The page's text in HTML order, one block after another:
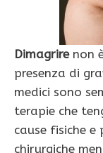
Dimagrirenon
presenza di
medici sono
terapie che
cause fisiche e
chirurgiche